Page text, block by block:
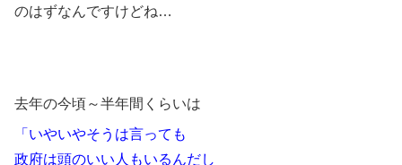
のはずなんですけどね…
去年の今頃～半年間くらいは
「いやいやそうは言っても
政府は頭のいい人もいるんだし